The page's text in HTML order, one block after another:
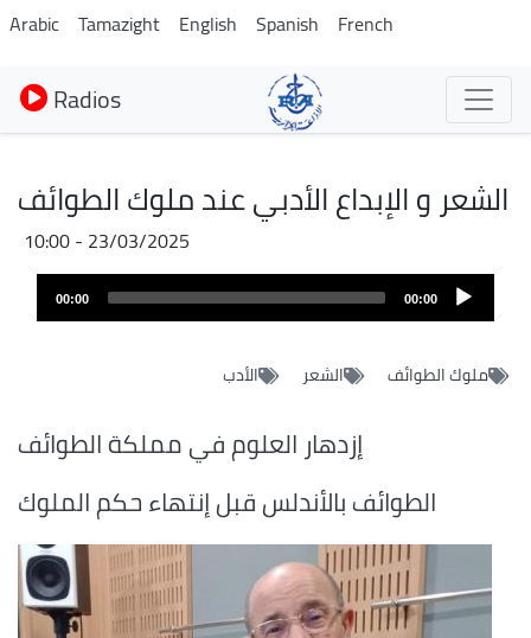
Aller
au
contenu
principal
Arabic Tamazight English Spanish French
Radios
الشعر و الإبداع الأدبي عند ملوك الطوائف
23/03/2025 - 10:00
00:00
00:00
ملوك الطوائف الشعر الأدب
إزدهار العلوم في مملكة الطوائف
الطوائف بالأندلس قبل إنتهاء حكم الملوك